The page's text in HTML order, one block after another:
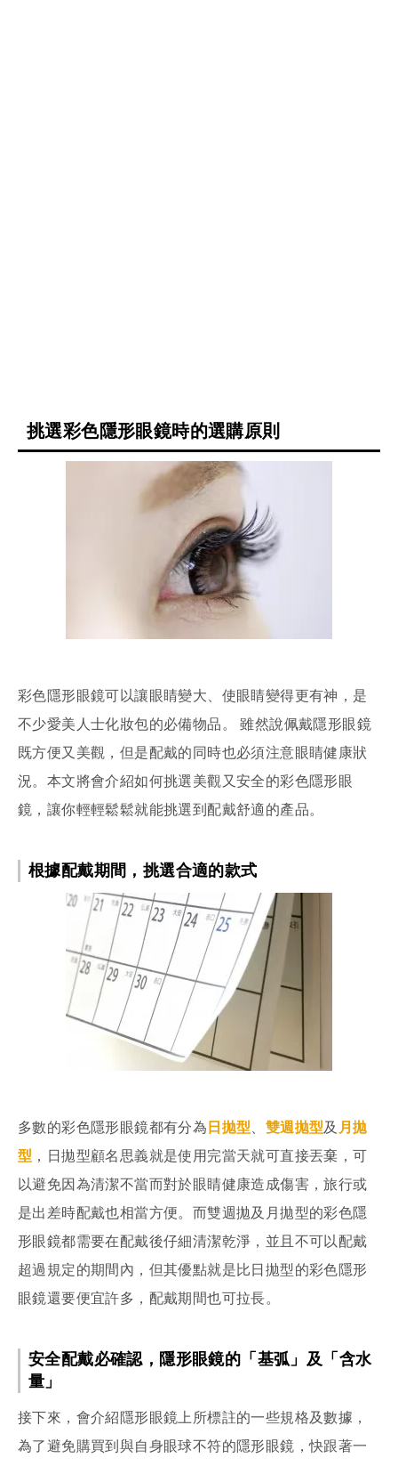
挑選彩色隱形眼鏡時的選購原則
彩色隱形眼鏡可以讓眼睛變大、使眼睛變得更有神，是
不少愛美人士化妝包的必備物品。 雖然說佩戴隱形眼鏡
既方便又美觀，但是配戴的同時也必須注意眼睛健康狀
況。本文將會介紹如何挑選美觀又安全的彩色隱形眼
鏡，讓你輕輕鬆鬆就能挑選到配戴舒適的產品。
根據配戴期間，挑選合適的款式
多數的彩色隱形眼鏡都有分為 日拋型 雙週拋型及 月拋
型 ，日拋型顧名思義就是使用完當天就可直接丟棄，可
以避免因為清潔不當而對於眼睛健康造成傷害，旅行或
是出差時配戴也相當方便。而雙週拋及月拋型的彩色隱
形眼鏡都需要在配戴後仔細清潔乾淨，並且不可以配戴
超過規定的期間內，但其優點就是比日拋型的彩色隱形
眼鏡還要便宜許多，配戴期間也可拉長。
安全配戴必確認，隱形眼鏡的「基弧」及「含水
量」
接下來，會介紹隱形眼鏡上所標註的一些規格及數據，
為了避免購買到與自身眼球不符的隱形眼鏡，快跟著一